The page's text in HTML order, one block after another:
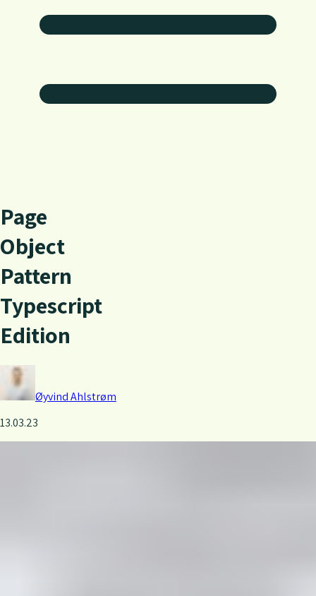
Page
Object
Pattern
Typescript
Edition
ØyvindAhlstrøm
13.03.23